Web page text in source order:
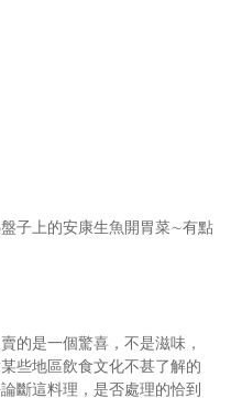
子上的安康生魚開胃菜∼有點
的是一個驚喜，不是滋味，
些地區飲食文化不甚了解的
斷這料理，是否處理的恰到